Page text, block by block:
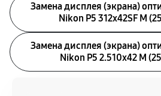
Замена дисплея (экрана)
Nikon P5 312x42SF M
Замена дисплея (экрана)
Nikon P5 2.510x42 M